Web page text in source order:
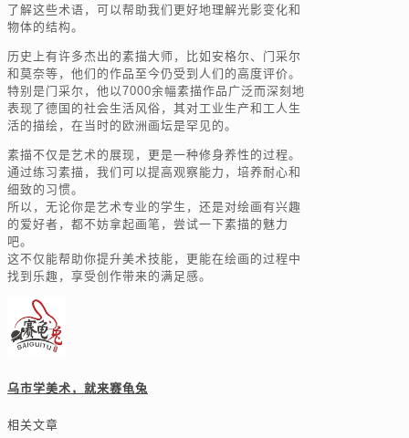
了解这些术语，可以帮助我们更好地理解光影变化和
物体的结构。
历史上有许多杰出的素描大师，比如安格尔、门采尔
和莫奈等，他们的作品至今仍受到人们的高度评价。
特别是门采尔，他以7000余幅素描作品广泛而深刻地
表现了德国的社会生活风俗，其对工业生产和工人生
活的描绘，在当时的欧洲画坛是罕见的。
素描不仅是艺术的展现，更是一种修身养性的过程。
通过练习素描，我们可以提高观察能力，培养耐心和
细致的习惯。
所以，无论你是艺术专业的学生，还是对绘画有兴趣
的爱好者，都不妨拿起画笔，尝试一下素描的魅力
吧。
这不仅能帮助你提升美术技能，更能在绘画的过程中
找到乐趣，享受创作带来的满足感。
乌市学美术，就来赛龟兔
相关文章